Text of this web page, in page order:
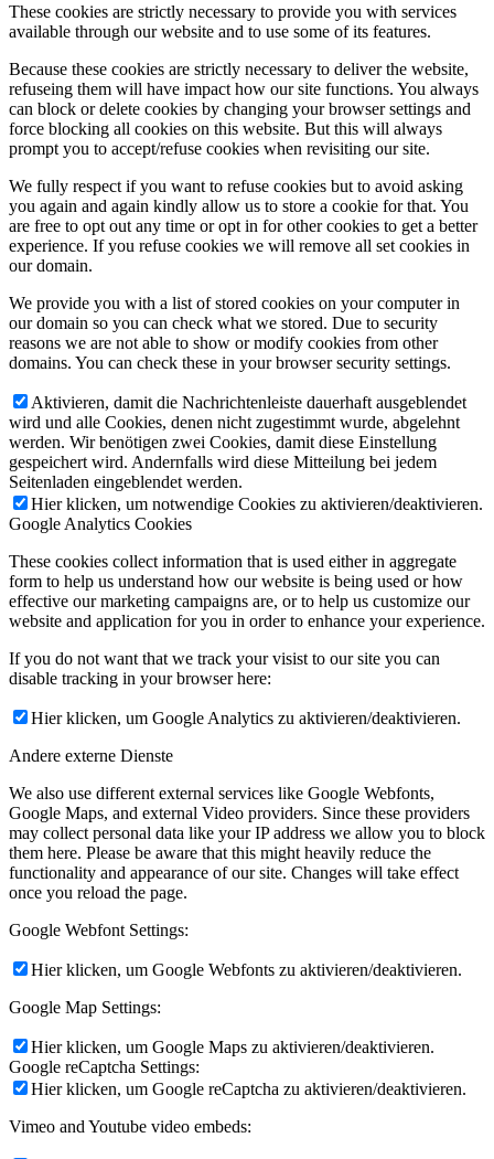
These cookies are strictly necessary to provide you with services
available through our website and to use some of its features.
Because these cookies are strictly necessary to deliver the website,
refuseing them will have impact how our site functions. You always
can block or delete cookies by changing your browser settings and
force blocking all cookies on this website. But this will always
prompt you to accept/refuse cookies when revisiting our site.
We fully respect if you want to refuse cookies but to avoid asking
you again and again kindly allow us to store a cookie for that. You
are free to opt out any time or opt in for other cookies to get a better
experience. If you refuse cookies we will remove all set cookies in
our domain.
We provide you with a list of stored cookies on your computer in
our domain so you can check what we stored. Due to security
reasons we are not able to show or modify cookies from other
domains. You can check these in your browser security settings.
Aktivieren, damit die Nachrichtenleiste dauerhaft ausgeblendet
wird und alle Cookies, denen nicht zugestimmt wurde, abgelehnt
werden. Wir benötigen zwei Cookies, damit diese Einstellung
gespeichert wird. Andernfalls wird diese Mitteilung bei jedem
Seitenladen eingeblendet werden.
Hier klicken, um notwendige Cookies zu aktivieren/deaktivieren.
Google Analytics Cookies
These cookies collect information that is used either in aggregate
form to help us understand how our website is being used or how
effective our marketing campaigns are, or to help us customize our
website and application for you in order to enhance your experience.
If you do not want that we track your visist to our site you can
disable tracking in your browser here:
Hier klicken, um Google Analytics zu aktivieren/deaktivieren.
Andere externe Dienste
We also use different external services like Google Webfonts,
Google Maps, and external Video providers. Since these providers
may collect personal data like your IP address we allow you to block
them here. Please be aware that this might heavily reduce the
functionality and appearance of our site. Changes will take effect
once you reload the page.
Google Webfont Settings:
Hier klicken, um Google Webfonts zu aktivieren/deaktivieren.
Google Map Settings:
Hier klicken, um Google Maps zu aktivieren/deaktivieren.
Google reCaptcha Settings:
Hier klicken, um Google reCaptcha zu aktivieren/deaktivieren.
Vimeo and Youtube video embeds: